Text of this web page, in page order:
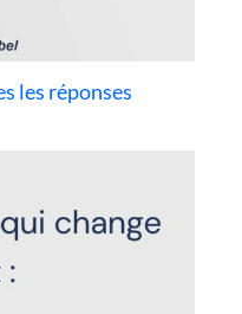
les réponses